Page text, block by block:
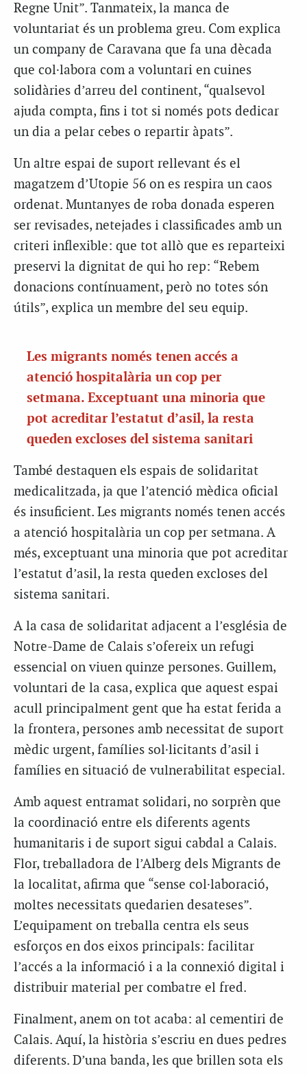
Regne Unit”. Tanmateix, la manca de
voluntariat és un problema greu. Com explica
un company de Caravana que fa una dècada
que col·labora com a voluntari en cuines
solidàries d’arreu del continent, “qualsevol
ajuda compta, fins i tot si només pots dedicar
un dia a pelar cebes o repartir àpats”.
Un altre espai de suport rellevant és el
magatzem d’Utopie 56 on es respira un caos
ordenat. Muntanyes de roba donada esperen
ser revisades, netejades i classificades amb un
criteri inflexible: que tot allò que es reparteixi
preservi la dignitat de qui ho rep: “Rebem
donacions contínuament, però no totes són
útils”, explica un membre del seu equip.
Les migrants només tenen accés a
atenció hospitalària un cop per
setmana. Exceptuant una minoria que
pot acreditar l’estatut d’asil, la resta
queden excloses del sistema sanitari
També destaquen els espais de solidaritat
medicalitzada, ja que l’atenció mèdica oficial
és insuficient. Les migrants només tenen accés
a atenció hospitalària un cop per setmana. A
més, exceptuant una minoria que pot acreditar
l’estatut d’asil, la resta queden excloses del
sistema sanitari.
A la casa de solidaritat adjacent a l’església de
Notre-Dame de Calais s’ofereix un refugi
essencial on viuen quinze persones. Guillem,
voluntari de la casa, explica que aquest espai
acull principalment gent que ha estat ferida a
la frontera, persones amb necessitat de suport
mèdic urgent, famílies sol·licitants d’asil i
famílies en situació de vulnerabilitat especial.
Amb aquest entramat solidari, no sorprèn que
la coordinació entre els diferents agents
humanitaris i de suport sigui cabdal a Calais.
Flor, treballadora de l’Alberg dels Migrants de
la localitat, afirma que “sense col·laboració,
moltes necessitats quedarien desateses”.
L’equipament on treballa centra els seus
esforços en dos eixos principals: facilitar
l’accés a la informació i a la connexió digital i
distribuir material per combatre el fred.
Finalment, anem on tot acaba: al cementiri de
Calais. Aquí, la història s’escriu en dues pedres
diferents. D’una banda, les que brillen sota els